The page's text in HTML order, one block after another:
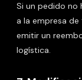
Si un pedido no
a la empresa
emitir un
logística.